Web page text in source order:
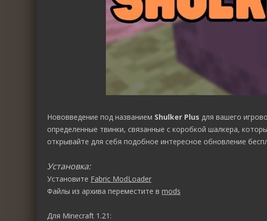
Нововведение под названием Shulker Plus для вашего
определенные твинки, связанные с коробкой шалкера,
открывайте для себя подобное интересное обновление
Установка:
Установите Fabric ModLoader
Файлы из архива переместите в mods
Для Minecraft 1.21: